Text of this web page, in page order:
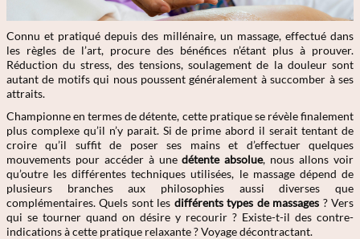
Connu et pratiqué depuis des millénaire, un massage, effectué dans
les règles de l’art, procure des bénéfices n’étant plus à prouver.
Réduction du stress, des tensions, soulagement de la douleur sont
autant de motifs qui nous poussent généralement à succomber à ses
attraits.
Championne en termes de détente, cette pratique se révèle finalement
plus complexe qu’il n’y parait. Si de prime abord il serait tentant de
croire qu’il suffit de poser ses mains et d’effectuer quelques
mouvements pour accéder à unedétente absolue, nous allons voir
qu’outre les différentes techniques utilisées, le massage dépend de
plusieurs branches aux philosophies aussi diverses que
complémentaires. Quels sont les différents types de massages ? Vers
qui se tourner quand on désire y recourir ? Existe-t-il des contre-
indications à cette pratique relaxante ? Voyage décontractant.